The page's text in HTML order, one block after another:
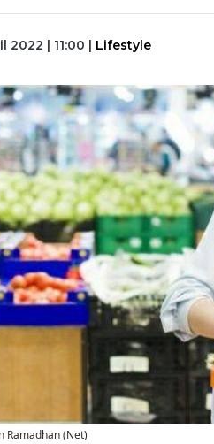
2022 | 11:00 | Lifestyle
Ramadhan (Net)